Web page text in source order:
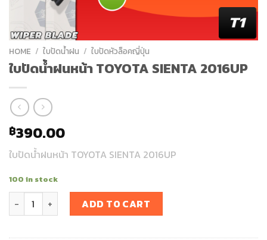
HOME / ใบปัดน้ำฝน / ใบปัดหัวล็อคญี่ปุ่น
ใบปัดน้ำฝนหน้า TOYOTA SIENTA 2016UP
฿390.00
ใบปัดน้ำฝนหน้า TOYOTA SIENTA 2016UP
100 in stock
ใบปัดน้ำฝนหน้า TOYOTA SIENTA 2016UP quantity
ADD TO CART